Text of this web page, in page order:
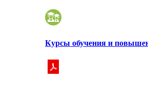
Курсы обучения и